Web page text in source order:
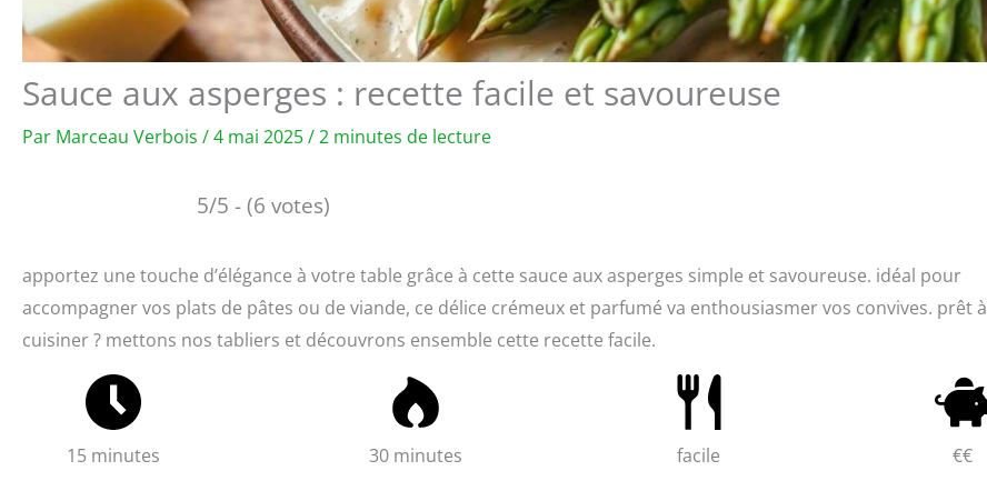
Sauce aux asperges : recette facile et savoureuse
Par Marceau Verbois /4 mai 2025/2 minutes de lecture
5/5 - (6 votes)
apportez une touche d’élégance à votre table grâce à cette sauce aux asperges simple et savoureuse. idéal pour
accompagner vos plats de pâtes ou de viande, ce délice crémeux et parfumé va enthousiasmer vos convives. prêt à
cuisiner ? mettons nos tabliers et découvrons ensemble cette recette facile.
15 minutes 30 minutes facile €€